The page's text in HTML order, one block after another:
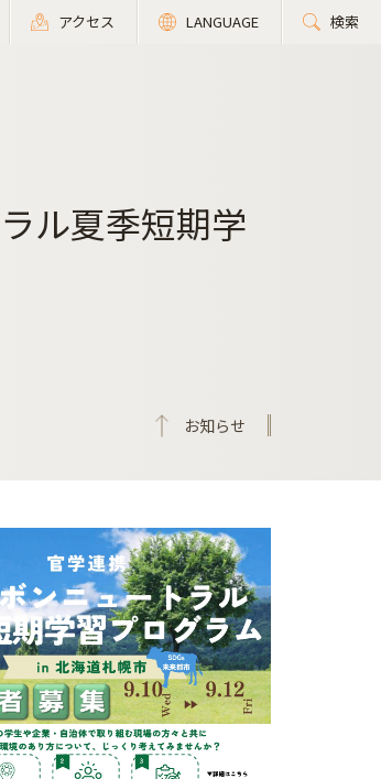
アクセス LANGUAGE 検索
ル夏季短期学
お知らせ